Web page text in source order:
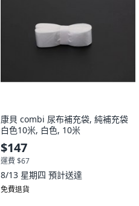
康貝 combi 尿布補充袋, 純補充袋
白色10米, 白色, 10米
$147
運費 $67
8/13 星期四 預計送達
免費退貨